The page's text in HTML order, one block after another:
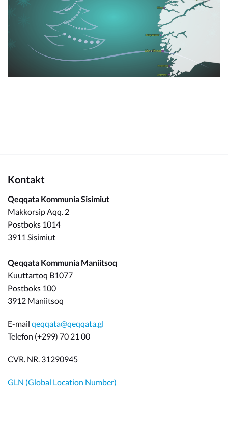
Kontakt
Qeqqata Kommunia Sisimiut
Makkorsip Aqq. 2
Postboks 1014
3911 Sisimiut
Qeqqata Kommunia Maniitsoq
Kuuttartoq B1077
Postboks 100
3912 Maniitsoq
E-mail qeqqata@qeqqata.gl
Telefon (+299) 70 21 00
CVR. NR. 31290945
GLN (Global Location Number)